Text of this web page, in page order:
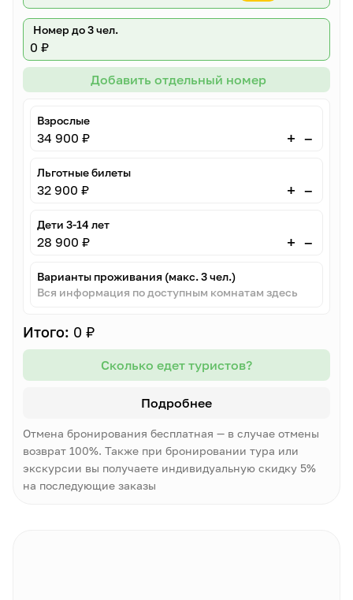
Номер до 3 чел.
0 ₽
Добавить отдельный номер
Взрослые
34 900 ₽ + –
Льготные билеты
32 900 ₽ + –
Дети 3-14 лет
28 900 ₽ + –
Варианты проживания (макс. 3 чел.)
Вся информация по доступным комнатам здесь
Итого: 0 ₽
Сколько едет туристов?
Подробнее
Отмена бронирования бесплатная — в случае отмены
возврат 100%. Также при бронировании тура или
экскурсии вы получаете индивидуальную скидку 5%
на последующие заказы